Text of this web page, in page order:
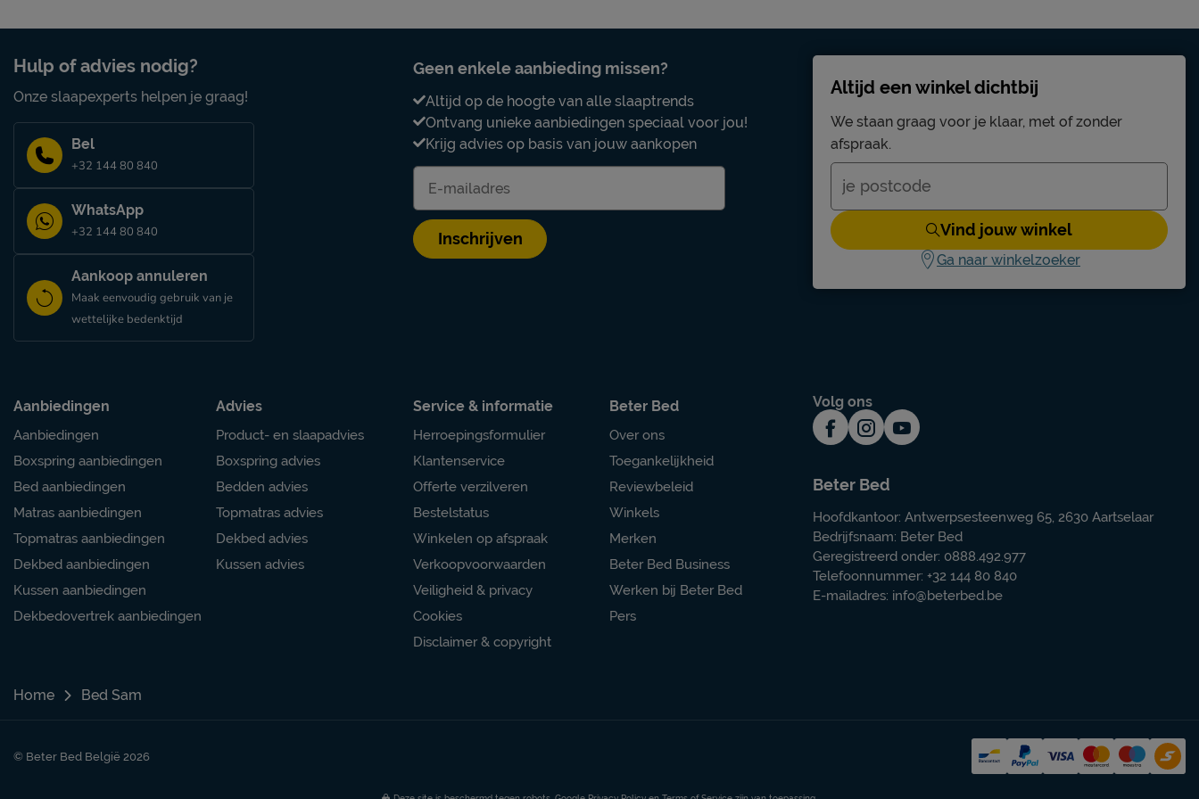
Je nieuwe kinderbed wil je natuurlijk zo lang mogelijk mooi én schoon houden. Alle
schoonmaakinstructies, evenals de garantie op het kinderbed, kun je terug vinden bij
het kopje ‘Goed om te weten’.
spaanplaat melamine
Type bed
Goed om te weten
Afnemen met een vochtig doekje
Garantie
2 jaar garantie volgens CBW voorwaarden
niet inbegrepen
Hulp of advies nodig?
Onze slaapexperts helpen je graag!
Bel
+32 144 80 840
WhatsApp
+32 144 80 840
Aankoop annuleren
Maak eenvoudig gebruik van je
wettelijke bedenktijd
Geen enkele aanbieding missen?
Altijd op de hoogte van alle slaaptrends
Ontvang unieke aanbiedingen speciaal voor jou!
Krijg advies op basis van jouw aankopen
Inschrijven
Altijd een winkel dichtbij
We staan graag voor je klaar, met of zonder
afspraak.
Vind jouw winkel
Ga naar winkelzoeker
Aanbiedingen
Aanbiedingen
Boxspring aanbiedingen
Bed aanbiedingen
Matras aanbiedingen
Topmatras aanbiedingen
Dekbed aanbiedingen
Kussen aanbiedingen
Dekbedovertrek aanbiedingen
Advies
Product- en slaapadvies
Boxspring advies
Bedden advies
Topmatras advies
Dekbed advies
Kussen advies
Service & informatie
Herroepingsformulier
Klantenservice
Offerte verzilveren
Bestelstatus
Winkelen op afspraak
Verkoopvoorwaarden
Veiligheid & privacy
Cookies
Disclaimer & copyright
Beter Bed
Over ons
Toegankelijkheid
Reviewbeleid
Winkels
Merken
Beter Bed Business
Werken bij Beter Bed
Pers
Volg ons
Beter Bed
Hoofdkantoor: Antwerpsesteenweg 65, 2630 Aartselaar
Bedrijfsnaam: Beter Bed
Geregistreerd onder: 0888.492.977
Telefoonnummer: +32 144 80 840
E-mailadres: info@beterbed.be
Home Bed Sam
© Beter Bed België 2026